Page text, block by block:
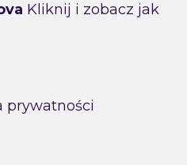
Kliknij i zobacz jak
prywatności